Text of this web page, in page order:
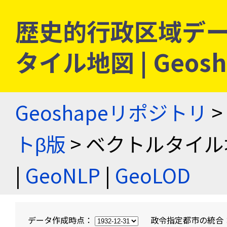
歴史的行政区域デ
タイル地図 |
Geoshapeリポジトリ >
トβ版 > ベクトルタイ
| GeoNLP | GeoLOD
データ作成時点： 政令指定都市の統